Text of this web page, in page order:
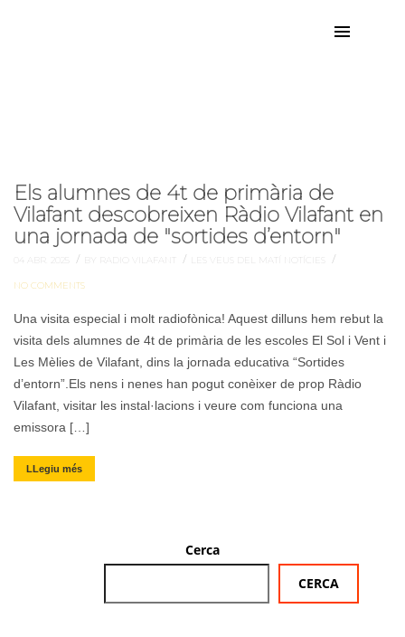
Els alumnes de 4t de primària de
Vilafant descobreixen Ràdio Vilafant en
una jornada de "sortides d’entorn"
04 ABR. 2025 / BY RADIO VILAFANT / LES VEUS DEL MATÍ NOTÍCIES /
NO COMMENTS
Una visita especial i molt radiofònica! Aquest dilluns hem rebut la
visita dels alumnes de 4t de primària de les escoles El Sol i Vent i
Les Mèlies de Vilafant, dins la jornada educativa “Sortides
d’entorn”.Els nens i nenes han pogut conèixer de prop Ràdio
Vilafant, visitar les instal·lacions i veure com funciona una
emissora […]
LLegiu més
Cerca
CERCA